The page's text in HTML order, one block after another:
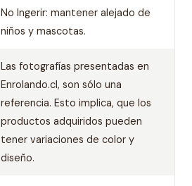
No Ingerir: mantener alejado de
niños y mascotas.
Las fotografías presentadas en
Enrolando.cl, son sólo una
referencia. Esto implica, que los
productos adquiridos pueden
tener variaciones de color y
diseño.